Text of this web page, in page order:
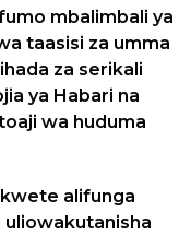
mbalimbali ya
taasisi za umma
za serikali
ya Habari na
wa huduma
alifunga